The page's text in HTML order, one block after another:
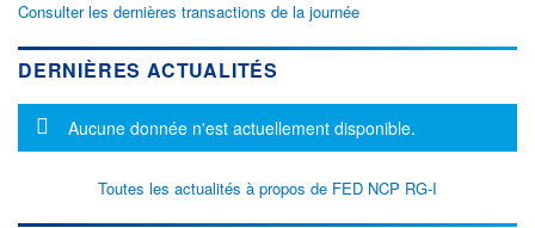
Consulter les dernières transactions de la journée
DERNIÈRES ACTUALITÉS
Message d'information
Aucune donnée n'est actuellement disponible.
Toutes les actualités à propos de FED NCP RG-I